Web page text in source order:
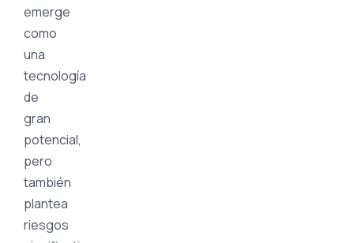
emerge
como
una
tecnología
de
gran
potencial,
pero
también
plantea
riesgos